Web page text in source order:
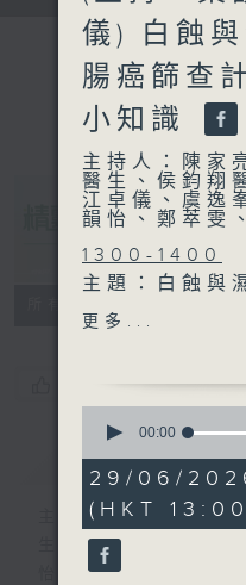
精靈一
您喜歡這個節目
簡介 GIST
主持人：陳家亮醫
生、方健儀、江卓
怡、鄭萃雯、潘蔚林
儀) 白蝕
腸癌篩查
小知識
主持人：陳家
醫生、侯鈞翔
江卓儀、虞逸
韻怡、鄭萃雯
1300-1400
主題：白蝕與
嘉賓：鍾文浩
[衞生署健康
主題：大腸
嘉賓：曾雍喬
傳染病處大腸
1430-1500
更多...
seconds
1
hour,
40
minutes,
21
seconds
00:00
29/06/
(HKT